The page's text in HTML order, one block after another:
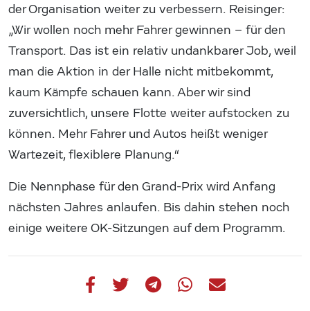
der Organisation weiter zu verbessern. Reisinger:
„Wir wollen noch mehr Fahrer gewinnen – für den
Transport. Das ist ein relativ undankbarer Job, weil
man die Aktion in der Halle nicht mitbekommt,
kaum Kämpfe schauen kann. Aber wir sind
zuversichtlich, unsere Flotte weiter aufstocken zu
können. Mehr Fahrer und Autos heißt weniger
Wartezeit, flexiblere Planung.“
Die Nennphase für den Grand-Prix wird Anfang
nächsten Jahres anlaufen. Bis dahin stehen noch
einige weitere OK-Sitzungen auf dem Programm.